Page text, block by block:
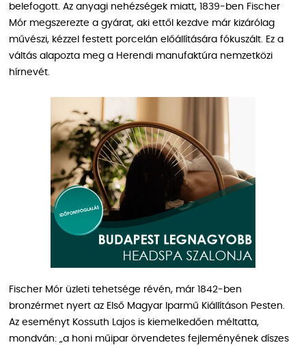
belefogott. Az anyagi nehézségek miatt, 1839‑ben Fischer
Mór megszerezte a gyárat, aki ettől kezdve már kizárólag
művészi, kézzel festett porcelán előállítására fókuszált. Ez a
váltás alapozta meg a Herendi manufaktúra nemzetközi
hírnevét.
Fischer Mór üzleti tehetsége révén, már 1842‑ben
bronzérmet nyert az Első Magyar Iparmű Kiállításon Pesten.
Az eseményt Kossuth Lajos is kiemelkedően méltatta,
mondván: „a honi műipar örvendetes fejleményének díszes